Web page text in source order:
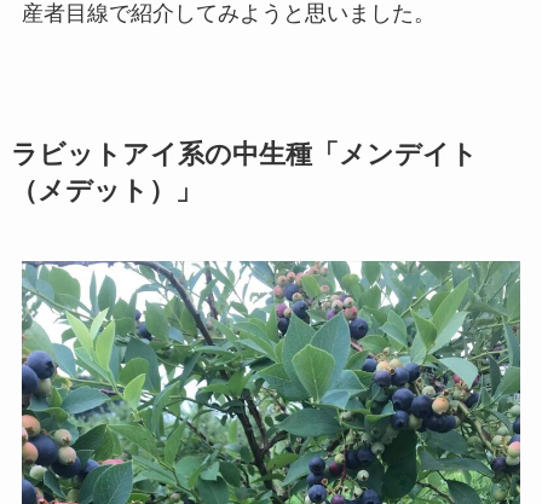
産者目線で紹介してみようと思いました。
ラビットアイ系の中生種「メンデイト
（メデット）」